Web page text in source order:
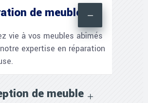
de meubles
vie à vos meubles abîmés
expertise en réparation
de meuble